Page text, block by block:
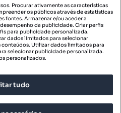
NOS:
NA:
Procurar ativamente as características
os públicos através de estatísticas
fontes. Armazenar e/ou aceder a
da publicidade. Criar perfis
para publicidade personalizada.
dados limitados para selecionar
Utilizar dados limitados para
selecionar publicidade personalizada.
personalizados.
tudo